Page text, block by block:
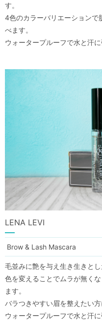
す。
4色のカラーバリエーションで
べます。
ウォータープルーフで水と汗に
LENA LEVI
Brow & Lash Mascara
毛並みに艶を与え生き生きとし
色を変えることでムラが無く
ます。
バラつきやすい眉を整えたい方
ウォータープルーフで水と汗に